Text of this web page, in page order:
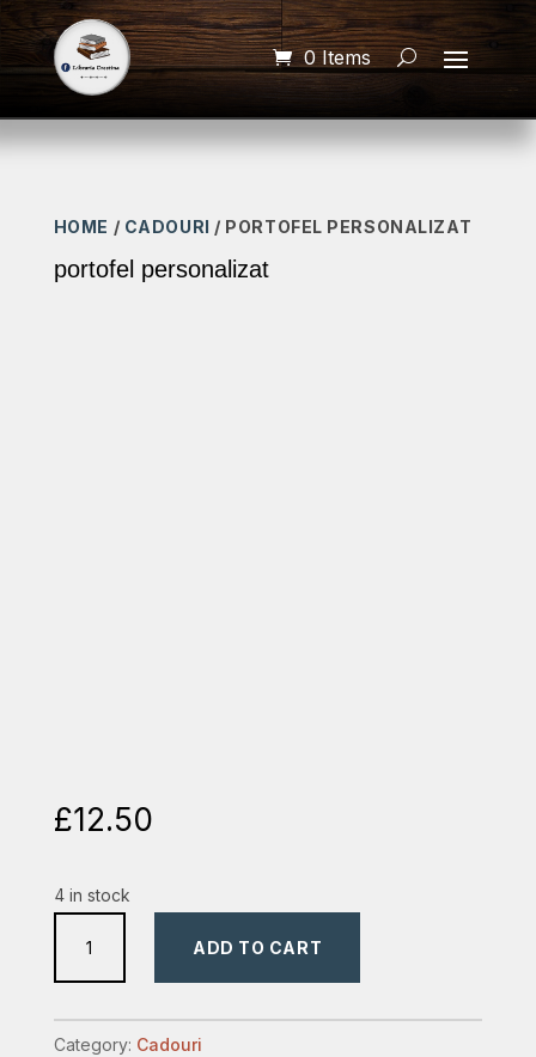
0 Items
HOME / CADOURI / PORTOFEL PERSONALIZAT
portofel personalizat
£12.50
4 in stock
personalizat
ADD TO CART
Category: Cadouri